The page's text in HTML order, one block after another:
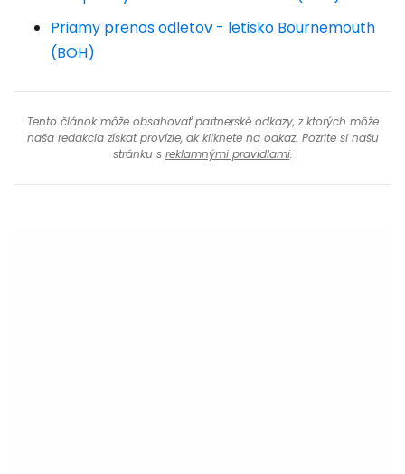
Priamy prenos odletov - letisko Bournemouth
(BOH)
Tento článok môže obsahovať partnerské odkazy, z ktorých môže
naša redakcia získať provízie, ak kliknete na odkaz. Pozrite si našu
stránku s reklamnými pravidlami.